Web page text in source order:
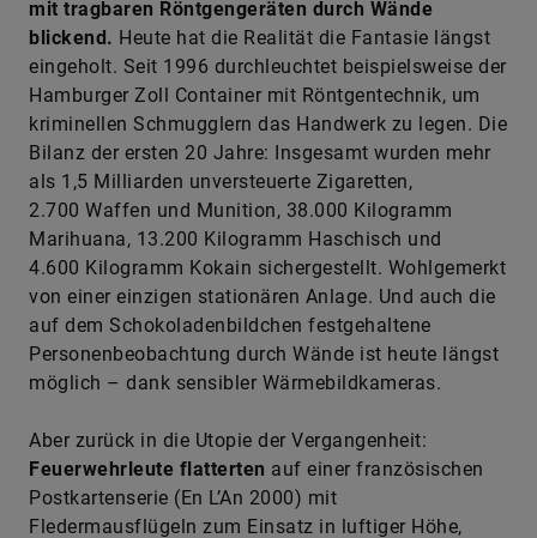
Hamburger Zoll Container mit Röntgentechnik, um
kriminellen Schmugglern das Handwerk zu legen. Die
Bilanz der ersten 20 Jahre: Insgesamt wurden mehr
als 1,5 Milliarden unversteuerte Zigaretten,
2.700 Waffen und Munition, 38.000 Kilogramm
Marihuana, 13.200 Kilogramm Haschisch und
4.600 Kilogramm Kokain sichergestellt. Wohlgemerkt
von einer einzigen stationären Anlage. Und auch die
auf dem Schokoladenbildchen festgehaltene
Personenbeobachtung durch Wände ist heute längst
möglich – dank sensibler Wärmebildkameras.
Aber zurück in die Utopie der Vergangenheit:
Postkartenserie (En L’An 2000) mit
Fledermausflügeln zum Einsatz in luftiger Höhe,
während vonRückenpropellern beschleunigte
Grenzsoldatenauf Schmugglerjagd gingen. Auch